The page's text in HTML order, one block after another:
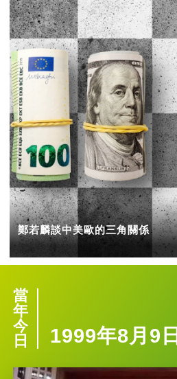
鄭若麟談中美歐的三角關係
當
年
今
日
1999年8月9日